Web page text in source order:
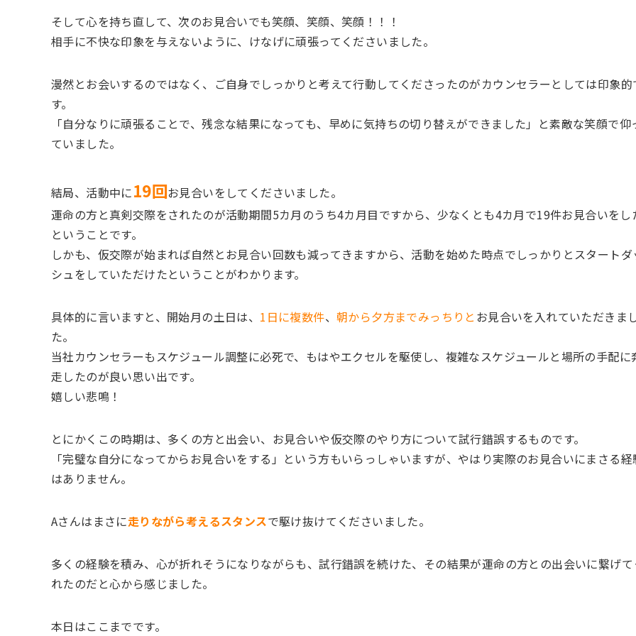
そして心を持ち直して、次のお見合いでも笑顔、笑顔、笑顔！！！
相手に不快な印象を与えないように、けなげに頑張ってくださいました。
漫然とお会いするのではなく、ご自身でしっかりと考えて行動してくださったのがカウンセラーとしては印象的
す。
「自分なりに頑張ることで、残念な結果になっても、早めに気持ちの切り替えができました」と素敵な笑顔で仰
ていました。
結局、活動中に19回お見合いをしてくださいました。
運命の方と真剣交際をされたのが活動期間5カ月のうち4カ月目ですから、少なくとも4カ月で19件お見合いをし
ということです。
しかも、仮交際が始まれば自然とお見合い回数も減ってきますから、活動を始めた時点でしっかりとスタートダ
シュをしていただけたということがわかります。
具体的に言いますと、開始月の土日は、 1日に複数件、朝から夕方までみっちりと お見合いを入れていただきま
た。
当社カウンセラーもスケジュール調整に必死で、もはやエクセルを駆使し、複雑なスケジュールと場所の手配に
走したのが良い思い出です。
嬉しい悲鳴！
とにかくこの時期は、多くの方と出会い、お見合いや仮交際のやり方について試行錯誤するものです。
「完璧な自分になってからお見合いをする」という方もいらっしゃいますが、やはり実際のお見合いにまさる経
はありません。
Aさんはまさに走りながら考えるスタンスで駆け抜けてくださいました。
多くの経験を積み、心が折れそうになりながらも、試行錯誤を続けた、その結果が運命の方との出会いに繋げて
れたのだと心から感じました。
本日はここまでです。